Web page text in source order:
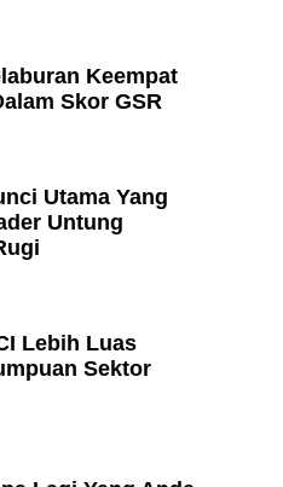
Keempat
Skor GSR
Utama Yang
Untung
Lebih Luas
Sektor